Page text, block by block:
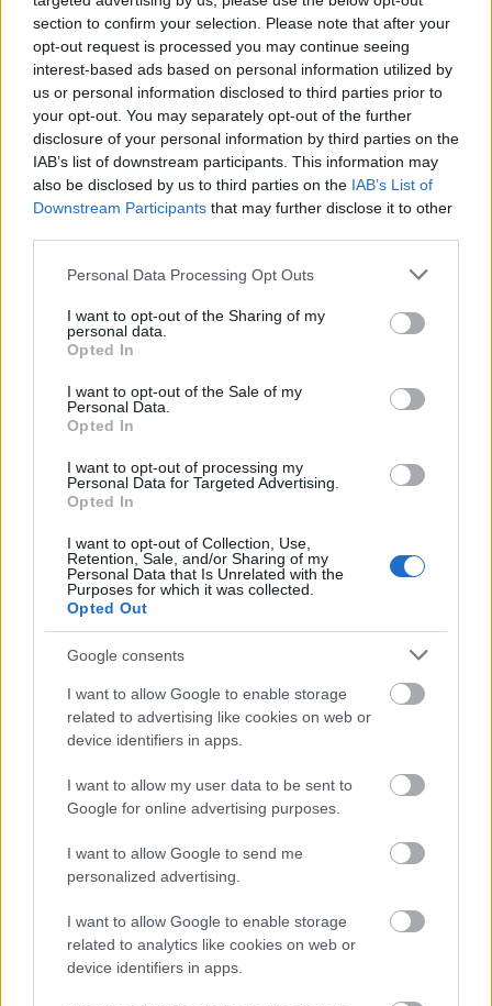
section to confirm your selection. Please note that after your
opt-out request is processed you may continue seeing
interest-based ads based on personal information utilized by
us or personal information disclosed to third parties prior to
your opt-out. You may separately opt-out of the further
disclosure of your personal information by third parties on the
IAB’s list of downstream participants. This information may
also be disclosed by us to third parties on the IAB’s List of
Downstream Participants that may further disclose it to other
Please note that this website/app uses one or more Google
not limited to your visit or usage behaviour. You may click to
grant or deny consent to Google and its third-party tags to
use your data for below specified purposes in below Google
consent section.
Personal Data Processing Opt Outs
I want to opt-out of the Sharing of my
personal data.
Opted In
I want to opt-out of the Sale of my
Personal Data.
Opted In
I want to opt-out of processing my
Personal Data for Targeted Advertising.
Opted In
I want to opt-out of Collection, Use,
Retention, Sale, and/or Sharing of my
Personal Data that Is Unrelated with the
Purposes for which it was collected.
Opted Out
Google consents
I want to allow Google to enable storage
related to advertising like cookies on web or
device identifiers in apps.
I want to allow my user data to be sent to
Google for online advertising purposes.
I want to allow Google to send me
personalized advertising.
I want to allow Google to enable storage
related to analytics like cookies on web or
device identifiers in apps.
passzol az egészhez, mármint a film nem annyira
jó,mint a zenéje
Werewolfrulez
12 éve
@kukilopezromero: Sajnos a zenére is igaz András
mondata: "Picsába már, hogy manapság ennyinek
kell örülni. "
kukilopezromero
12 éve
@Werewolfrulez: mármint a film zenéje, vagy a mai
zenék amiket erőltetnek?
Werewolfrulez
@kukilopezromero : mármint a film zenéje
meglepően jó volt, és szar, hogy nem társult hozzá
illően király film, csak ilyen "felemás befutó".
A mai zenéket nem tudom, biztos nem túl igényesek,
kiadványokat hallgatok, távol a fősodortól.
kukilopezromero
12 éve
@Werewolfrulez: jól teszed, szerencsére metal
koncertekkel tele van az ország
Tadt